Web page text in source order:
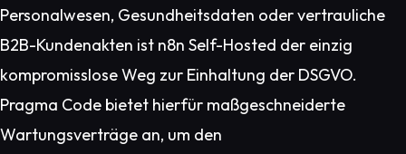
Personalwesen, Gesundheitsdaten oder vertrauliche
B2B-Kundenakten ist n8n Self-Hosted der einzig
kompromisslose Weg zur Einhaltung der DSGVO.
Pragma Code bietet hierfür maßgeschneiderte
Wartungsverträge an, um den